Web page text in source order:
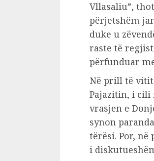
Vllasaliu”,
përjetshëm
duke u
raste të
përfunduar
Në prill të vitit
Pajazitin, i
vrasjen e
synon
tërësi. Por,
i